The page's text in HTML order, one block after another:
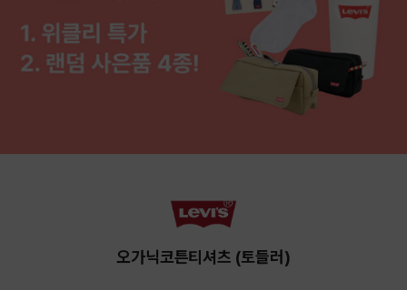
오가닉코튼티셔츠 (토들러)